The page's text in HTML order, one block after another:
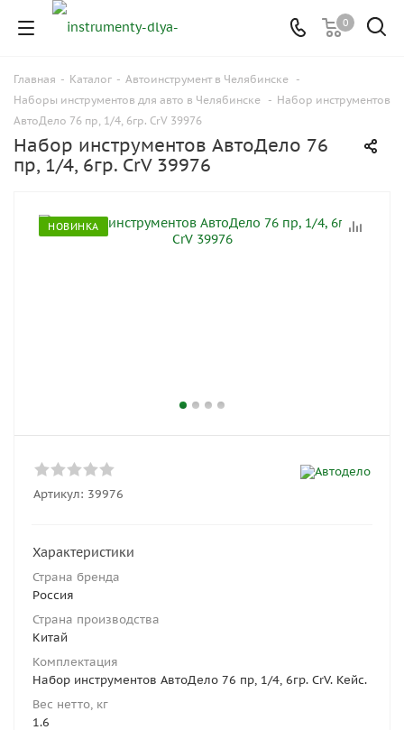
0
Главная - Каталог - Автоинструмент в Челябинске -
Наборы инструментов для авто в Челябинске - Набор инструментов
АвтоДело 76 пр, 1/4, 6гр. CrV 39976
Набор инструментов АвтоДело 76
пр, 1/4, 6гр. CrV 39976
НОВИНКА
Артикул: 39976
Характеристики
Страна бренда
Россия
Страна производства
Китай
Комплектация
Набор инструментов АвтоДело 76 пр, 1/4, 6гр. CrV. Кейс.
Вес нетто, кг
1.6